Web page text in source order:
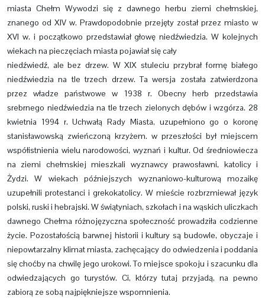
miasta Chełm Wywodzi się z dawnego herbu ziemi chełmskiej,
znanego od XIV w. Prawdopodobnie przejęty został przez miasto w
XVI w. i początkowo przedstawiał głowę niedźwiedzia. W kolejnych
wiekach na pieczęciach miasta pojawiał się cały
niedźwiedź, ale bez drzew. W XIX stuleciu przybrał formę białego
niedźwiedzia na tle trzech drzew. Ta wersja została zatwierdzona
przez władze państwowe w 1938 r. Obecny herb przedstawia
srebrnego niedźwiedzia na tle trzech zielonych dębów i wzgórza. 28
kwietnia 1994 r. Uchwałą Rady Miasta, uzupełniono go o koronę
stanisławowską zwieńczoną krzyżem. w przeszłości był miejscem
współistnienia wielu narodowości, wyznań i kultur. Od średniowiecza
na ziemi chełmskiej mieszkali wyznawcy prawosławni, katolicy i
Żydzi. W wiekach późniejszych wyznaniowo-kulturową mozaikę
uzupełnili protestanci i grekokatolicy. W mieście rozbrzmiewał język
polski, ruski i hebrajski. W świątyniach, szkołach i na wąskich uliczkach
dawnego Chełma różnojęzyczna społeczność prowadziła codzienne
życie. Pozostałością barwnej historii i kultury są budowle, obyczaje i
niepowtarzalny klimat miasta, zachęcający do odwiedzenia i poddania
się choćby na chwilę jego urokowi. To miejsce spokoju i szacunku dla
odwiedzających go turystów. Ci, którzy tutaj przyjadą, na pewno
zabiorą ze sobą najpiękniejsze wspomnienia.